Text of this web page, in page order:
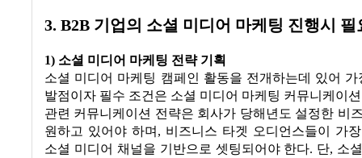
3. B2B 기업의 소셜 미디어 마케팅 진행시 필
1) 소셜 미디어 마케팅 전략 기획
소셜 미디어 마케팅 캠페인 활동을 전개하는데 있어
발점이자 필수 조건은 소셜 미디어 마케팅 커뮤니케이
관련 커뮤니케이션 전략은 회사가 당해년도 설정한 비
원하고 있어야 하며, 비즈니스 타겟 오디언스들이 가
소셜 미디어 채널을 기반으로 셋팅되어야 한다. 단, 소